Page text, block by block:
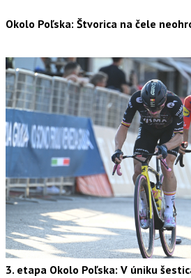
Okolo Poľska: Štvorica na čele
3. etapa Okolo Poľska: V úniku